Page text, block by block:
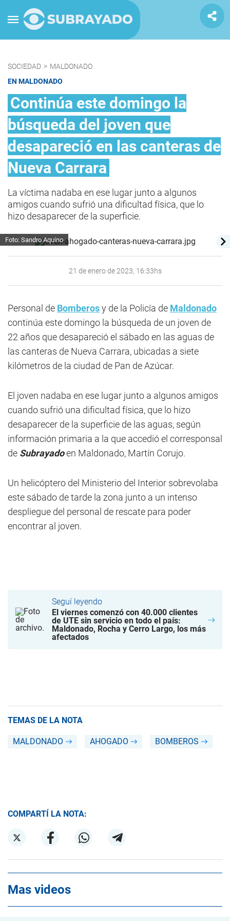
SOCIEDAD > MALDONADO
EN MALDONADO
Continúa este domingo la
búsqueda del joven que
desapareció en las canteras de
Nueva Carrara
La víctima nadaba en ese lugar junto a algunos
amigos cuando sufrió una dificultad física, que lo
hizo desaparecer de la superficie.
Foto: Sandro Aquino
21 de enero de 2023, 16:33hs
Personal de Bomberosy de la Policía de Maldonado
continúa este domingo la búsqueda de un joven de
22 años que desapareció el sábado en las aguas de
las canteras de Nueva Carrara, ubicadas a siete
kilómetros de la ciudad de Pan de Azúcar.
El joven nadaba en ese lugar junto a algunos amigos
cuando sufrió una dificultad física, que lo hizo
desaparecer de la superficie de las aguas, según
información primaria a la que accedió el corresponsal
de Subrayadoen Maldonado, Martín Corujo.
Un helicóptero del Ministerio del Interior sobrevolaba
este sábado de tarde la zona junto a un intenso
despliegue del personal de rescate para poder
encontrar al joven.
Seguí leyendo
El viernes comenzó con 40.000 clientes
de UTE sin servicio en todo el país:
Maldonado, Rocha y Cerro Largo, los más
afectados
TEMAS DE LA NOTA
MALDONADO AHOGADO BOMBEROS
COMPARTÍ LA NOTA:
Mas videos